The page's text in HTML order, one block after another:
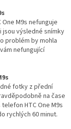
M9s nefunguje
výsledné snímky
problém by mohla
nefungující
fotky z přední
na čase
HTC One M9s
rychlých 60 minut.